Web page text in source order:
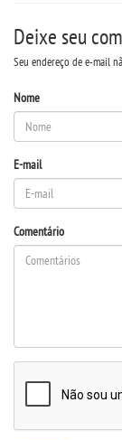
REVISTA
Deixe seu
Seu endereço de e-mail
Nome
E-mail
Comentário